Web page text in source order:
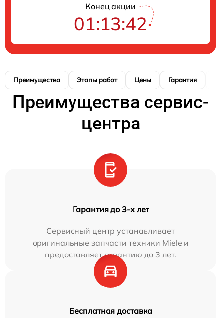
Конец акции
01:13:41
Преимущества Этапы работ Цены Гарантия
Преимущества сервис-
центра
Гарантия до 3-х лет
Сервисный центр устанавливает
оригинальные запчасти техники Miele и
предоставляет гарантию до 3 лет.
Бесплатная доставка